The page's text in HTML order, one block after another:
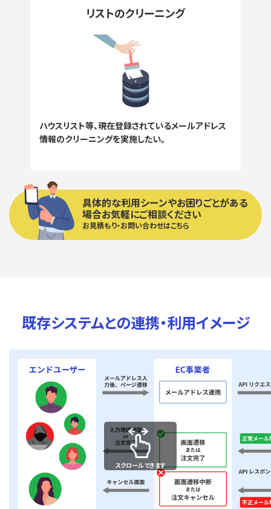
リストのクリーニング
ハウスリスト等、現在登録されているメールアドレス
情報のクリーニングを実施したい。
具体的な利用シーンやお困りごとがある
場合お気軽にご相談ください
お見積もり・お問い合わせはこちら
既存システムとの連携・利用イメージ
スクロールできます